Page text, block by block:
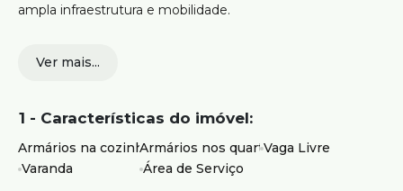
ampla infraestrutura e mobilidade.
Sala confortável para convivência
02 banheiros
Prédio em localização estratégica
01 vaga de garagem livre
Ver mais...
1 - Características do imóvel:
Armários na cozinhaArmários nos quartosVaga Livre
Varanda
Área de Serviço